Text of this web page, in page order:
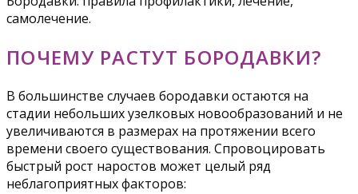
самолечение.
ПОЧЕМУ РАСТУТ БОРОДАВКИ?
В большинстве случаев бородавки остаются на
стадии небольших узелковых новообразований и не
увеличиваются в размерах на протяжении всего
времени своего существования. Спровоцировать
быстрый рост наростов может целый ряд
неблагоприятных факторов: